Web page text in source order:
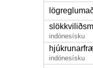
indónesísku
indónesísku